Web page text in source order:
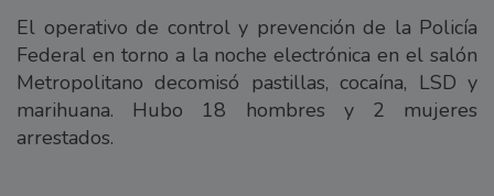
El operativo de control y prevención de la Policía
Federal en torno a la noche electrónica en el salón
Metropolitano decomisó pastillas, cocaína, LSD y
marihuana. Hubo 18 hombres y 2 mujeres
arrestados.